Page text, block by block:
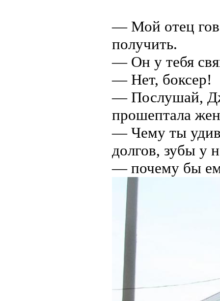
— Мой отец
получить.
— Он у тебя
— Нет, боксер!
— Послушай,
прошептала
— Чему ты
долгов, зубы у
— почему бы